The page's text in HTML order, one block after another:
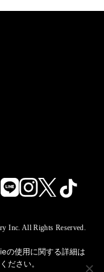
Inc. All Rights Reserved.
の使用に関する詳細は
ださい。